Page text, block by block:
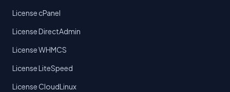
License cPanel
License DirectAdmin
License WHMCS
License LiteSpeed
License CloudLinux